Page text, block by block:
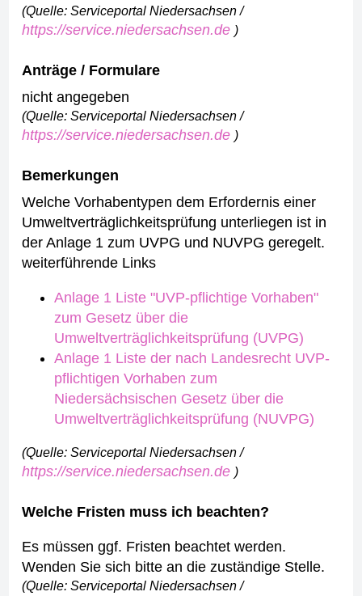
(Quelle: Serviceportal Niedersachsen /
https://service.niedersachsen.de )
Anträge / Formulare
nicht angegeben
(Quelle: Serviceportal Niedersachsen /
https://service.niedersachsen.de )
Bemerkungen
Welche Vorhabentypen dem Erfordernis einer
Umweltverträglichkeitsprüfung unterliegen ist in
der Anlage 1 zum UVPG und NUVPG geregelt.
weiterführende Links
Anlage 1 Liste "UVP-pflichtige Vorhaben"
zum Gesetz über die
Umweltverträglichkeitsprüfung (UVPG)
Anlage 1 Liste der nach Landesrecht UVP-
pflichtigen Vorhaben zum
Niedersächsischen Gesetz über die
Umweltverträglichkeitsprüfung (NUVPG)
(Quelle: Serviceportal Niedersachsen /
https://service.niedersachsen.de )
Welche Fristen muss ich beachten?
Es müssen ggf. Fristen beachtet werden.
Wenden Sie sich bitte an die zuständige Stelle.
(Quelle: Serviceportal Niedersachsen /